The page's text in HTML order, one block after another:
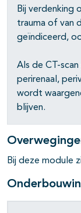
open-
Bij verdenking
trauma of van
geïndiceerd,
Als de CT-
perirenaal,
wordt
blijven.
Bij deze module